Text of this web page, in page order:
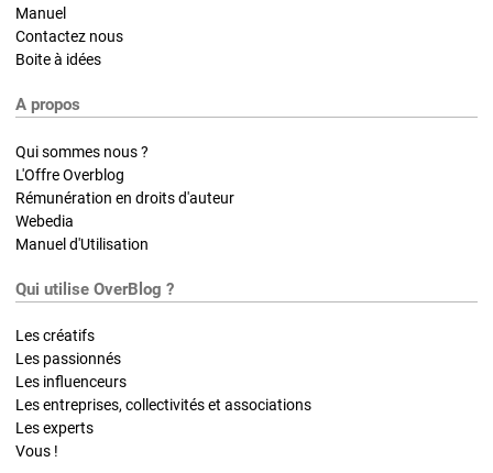
Manuel
Contactez nous
Boite à idées
A propos
Qui sommes nous ?
L'Offre Overblog
Rémunération en droits d'auteur
Webedia
Manuel d'Utilisation
Qui utilise OverBlog ?
Les créatifs
Les passionnés
Les influenceurs
Les entreprises, collectivités et associations
Les experts
Vous !